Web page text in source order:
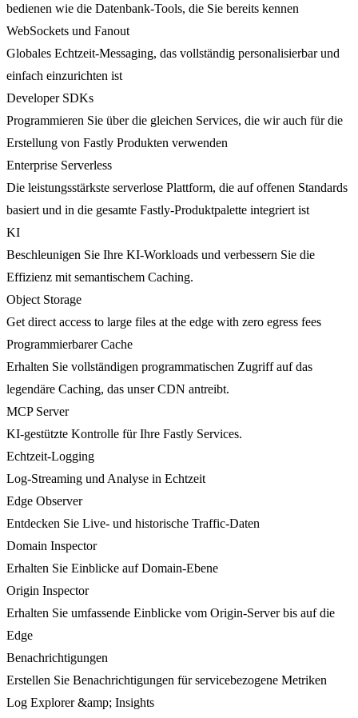
bedienen wie die Datenbank-Tools, die Sie bereits kennen
WebSockets und Fanout
Globales Echtzeit-Messaging, das vollständig personalisierbar und
einfach einzurichten ist
Developer SDKs
Programmieren Sie über die gleichen Services, die wir auch für die
Erstellung von Fastly Produkten verwenden
Enterprise Serverless
Die leistungsstärkste serverlose Plattform, die auf offenen Standards
basiert und in die gesamte Fastly-Produktpalette integriert ist
KI
Beschleunigen Sie Ihre KI-Workloads und verbessern Sie die
Effizienz mit semantischem Caching.
Object Storage
Get direct access to large files at the edge with zero egress fees
Programmierbarer Cache
Erhalten Sie vollständigen programmatischen Zugriff auf das
legendäre Caching, das unser CDN antreibt.
MCP Server
KI-gestützte Kontrolle für Ihre Fastly Services.
Echtzeit-Logging
Log-Streaming und Analyse in Echtzeit
Edge Observer
Entdecken Sie Live- und historische Traffic-Daten
Domain Inspector
Erhalten Sie Einblicke auf Domain-Ebene
Origin Inspector
Erhalten Sie umfassende Einblicke vom Origin-Server bis auf die
Edge
Benachrichtigungen
Erstellen Sie Benachrichtigungen für servicebezogene Metriken
Log Explorer &amp; Insights